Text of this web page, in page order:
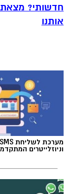
חדשותי?
אותנו
מערכת לשליחת SMS
וניוזלייטרים